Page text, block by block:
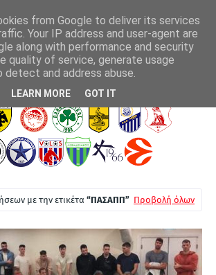
(4-0): Εμφατικό τελευταίο
με την ετικέτα ΠΑΣΑΠΠ Προβολή όλων
from Google to deliver its services
Your IP address and user-agent are
along with performance and security
quality of service, generate usage
and address abuse.
LEARN MORE GOT IT